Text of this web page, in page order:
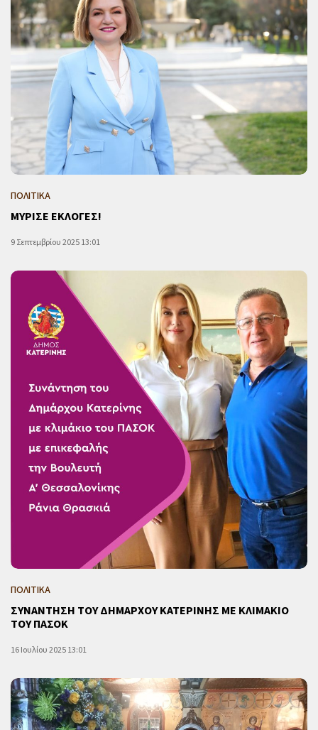
ΠΟΛΙΤΙΚΑ
ΜΥΡΙΣΕ ΕΚΛΟΓΕΣ!
9 Σεπτεμβρίου 2025 13:01
ΠΟΛΙΤΙΚΑ
ΣΥΝΑΝΤΗΣΗ ΤΟΥ ΔΗΜΑΡΧΟΥ ΚΑΤΕΡΙΝΗΣ ΜΕ ΚΛΙΜΑΚΙΟ
ΤΟΥ ΠΑΣΟΚ
16 Ιουλίου 2025 13:01